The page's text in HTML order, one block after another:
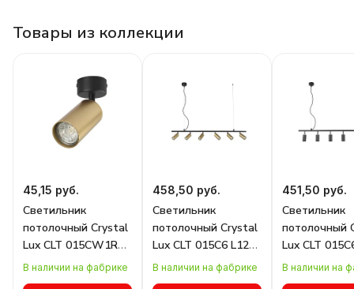
Товары из коллекции
45,15 руб.
Светильник
потолочный Crystal
Lux CLT 015CW1R
BL-GO
В наличии на фабрике
458,50 руб.
Светильник
потолочный Crystal
Lux CLT 015C6 L1200
BL-GO
В наличии на фабрике
451,50 руб.
Светильник
потолочный
Lux CLT
BL
В наличии на